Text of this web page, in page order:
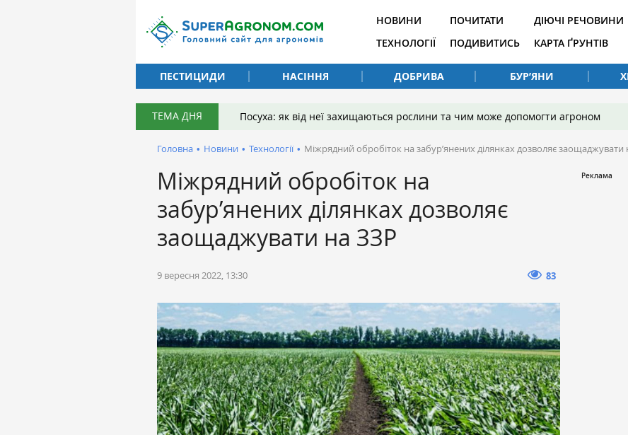
НОВИНИ
ТЕХНОЛОГІЇ
ПОЧИТАТИ
ПОДИВИТИСЬ
ДІЮЧІ РЕЧОВИНИ
КАРТА ҐРУНТІВ
ПЕСТИЦИДИ
НАСІННЯ ДОБРИВА БУР’ЯНИ
ТЕМА ДНЯ Посуха: як від неї захищаються рослини та чим може допомогти агроном
Головна • Новини • Технології • Міжрядний обробіток на забур’янених ділянках дозволяє заощаджувати
Міжрядний обробіток на
забур’янених ділянках дозволяє
заощаджувати на ЗЗР
9 вересня 2022, 13:30 83